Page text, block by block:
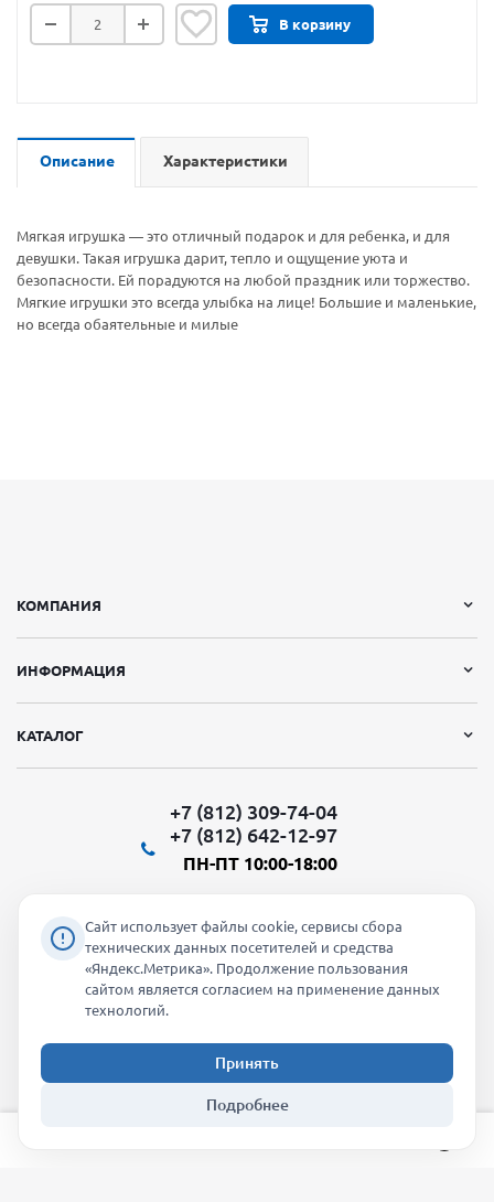
В корзину
Описание Характеристики
Мягкая игрушка — это отличный подарок и для ребенка, и для
девушки. Такая игрушка дарит, тепло и ощущение уюта и
безопасности. Ей порадуются на любой праздник или торжество.
Мягкие игрушки это всегда улыбка на лице! Большие и маленькие,
но всегда обаятельные и милые
КОМПАНИЯ
ИНФОРМАЦИЯ
КАТАЛОГ
+7 (812) 309-74-04
+7 (812) 642-12-97
ПН-ПТ 10:00-18:00
Мы в социальных сетях:
2026 © "Молти" - оптовый магазин
info@molti-shop.ru
Сайт использует файлы cookie, сервисы сбора
технических данных посетителей и средства
«Яндекс.Метрика». Продолжение пользования
сайтом является согласием на применение данных
технологий.
Принять
Подробнее